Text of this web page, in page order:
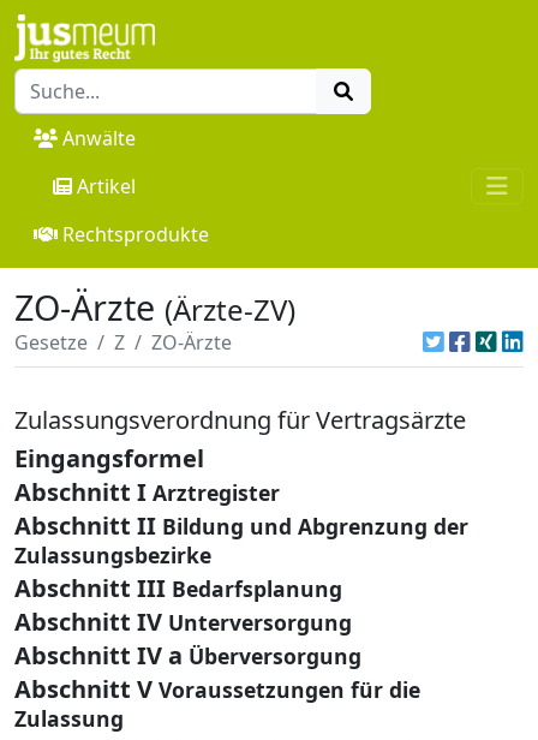
Anwälte
Artikel
Rechtsprodukte
ZO-Ärzte (Ärzte-ZV)
Gesetze Z ZO-Ärzte
Zulassungsverordnung für Vertragsärzte
Eingangsformel
Abschnitt I Arztregister
Abschnitt II Bildung und Abgrenzung der
Zulassungsbezirke
Abschnitt III Bedarfsplanung
Abschnitt IV Unterversorgung
Abschnitt IV a Überversorgung
Abschnitt V Voraussetzungen für die
Zulassung